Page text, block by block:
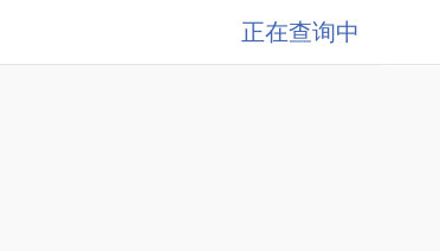
正在查询中